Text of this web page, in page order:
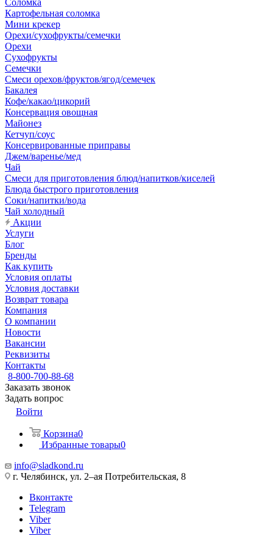
Соломка
Картофельная соломка
Мини крекер
Орехи/сухофрукты/семечки
Орехи
Сухофрукты
Семечки
Смеси орехов/фруктов/ягод/семечек
Бакалея
Кофе/какао/цикорий
Консервация овощная
Майонез
Кетчуп/соус
Консервированные приправы
Джем/варенье/мед
Чай
Смеси для приготовления блюд/напитков/киселей
Блюда быстрого приготовления
Соки/напитки/вода
Чай холодный
Акции
Услуги
Блог
Бренды
Как купить
Условия оплаты
Условия доставки
Возврат товара
Компания
О компании
Новости
Вакансии
Реквизиты
Контакты
8-800-700-88-68
Заказать звонок
Задать вопрос
Войти
Корзина0
Избранные товары0
info@sladkond.ru
г. Челябинск, ул. 2–ая Потребительская, 8
Вконтакте
Telegram
Viber
Viber